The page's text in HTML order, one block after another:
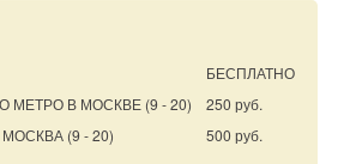
БЕСПЛАТНО
МЕТРО В МОСКВЕ (9 - 20)
250 руб.
МОСКВА (9 - 20) 500 руб.